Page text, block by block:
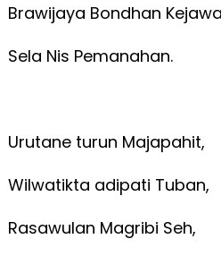
Brawijaya Bondhan
Sela Nis Pemanahan.
Urutane turun Majapahit,
Wilwatikta adipati Tuban,
Rasawulan Magribi Seh,